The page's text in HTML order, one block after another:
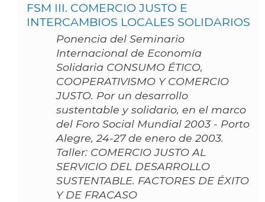
FSM III. COMERCIO JUSTO E
INTERCAMBIOS LOCALES SOLIDARIOS
Ponencia del Seminario
Internacional de Economía
Solidaria CONSUMO ÉTICO,
COOPERATIVISMO Y COMERCIO
JUSTO. Por un desarrollo
sustentable y solidario, en el marco
del Foro Social Mundial 2003 - Porto
Alegre, 24-27 de enero de 2003.
Taller: COMERCIO JUSTO AL
SERVICIO DEL DESARROLLO
SUSTENTABLE. FACTORES DE ÉXITO
Y DE FRACASO